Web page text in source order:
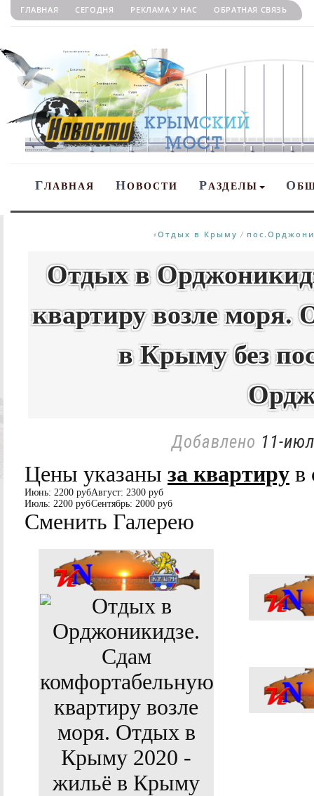
ГЛАВНАЯ СЕГОДНЯ РЕКЛАМА У НАС ОБРАТНАЯ СВЯЗЬ
ГЛАВНАЯ НОВОСТИ РАЗДЕЛЫ О
«Отдых в Крыму /
Отдых в
квартиру возле
в Крыму без
Добавлено 11-
Цены указаны за квартиру в
Июнь: 2200 руб
Июль: 2200 руб
Август: 2300 руб
Сентябрь: 2000 руб
Сменить Галерею